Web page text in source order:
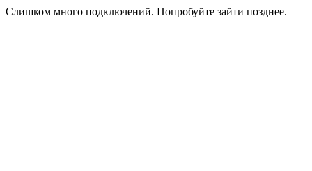
Слишком много подключений. Попробуйте зайти позднее.